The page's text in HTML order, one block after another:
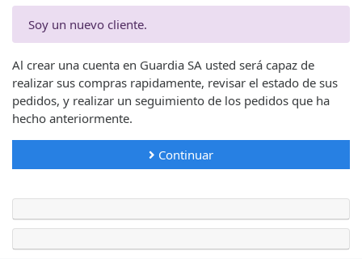
Soy un nuevo cliente.
Al crear una cuenta en Guardia SA usted será capaz de
realizar sus compras rapidamente, revisar el estado de sus
pedidos, y realizar un seguimiento de los pedidos que ha
hecho anteriormente.
Continuar